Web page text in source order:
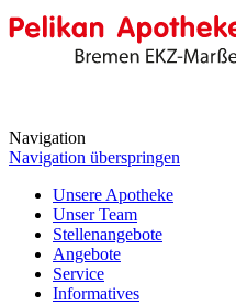
Navigation
Navigation überspringen
Unsere Apotheke
Unser Team
Stellenangebote
Angebote
Service
Informatives